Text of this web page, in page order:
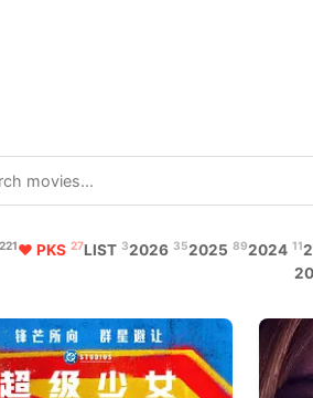
221♥ PKS 27LIST 32026 352025 892024 11